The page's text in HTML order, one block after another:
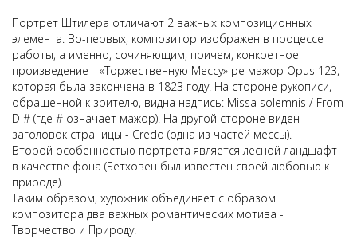
Портрет Штилера отличают 2 важных композиционных
элемента. Во-первых, композитор изображен в процессе
работы, а именно, сочиняющим, причем, конкретное
произведение - «Торжественную Мессу» ре мажор Opus 123,
которая была закончена в 1823 году. На стороне рукописи,
обращенной к зрителю, видна надпись: Missa solemnis / From
D # (где # означает мажор). На другой стороне виден
заголовок страницы - Credo (одна из частей мессы).
Второй особенностью портрета является лесной ландшафт
в качестве фона (Бетховен был известен своей любовью к
природе).
Таким образом, художник объединяет с образом
композитора два важных романтических мотива -
Творчество и Природу.